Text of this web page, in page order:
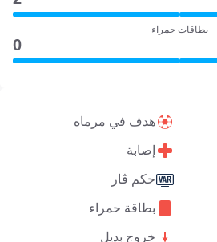
بطاقات حمراء
0
هدف في مرماه
إصابة
حكم ڤار
بطاقة حمراء
خروج بديل